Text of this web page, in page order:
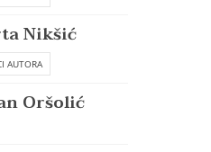
Nikšić
AUTORA
Oršolić